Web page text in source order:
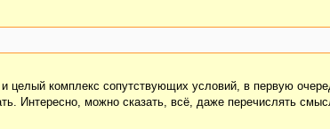
целый комплекс сопутствующих условий, в первую
Интересно, можно сказать, всё, даже перечислять